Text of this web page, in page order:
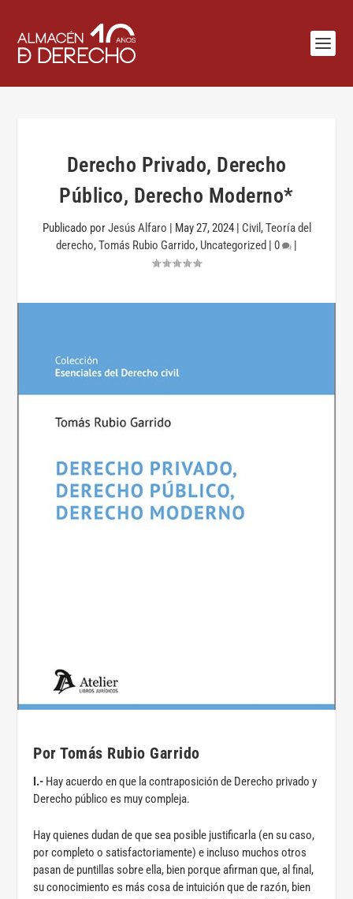
Derecho Privado, Derecho
Público, Derecho Moderno*
Publicado porJesús Alfaro | May 27, 2024| Civil ,Teoría del
derecho,Tomás Rubio Garrido, Uncategorized | 0 |
Por Tomás Rubio Garrido
I.- Hay acuerdo en que la contraposición de Derecho privado y
Derecho público es muy compleja.
Hay quienes dudan de que sea posible justificarla (en su caso,
por completo o satisfactoriamente) e incluso muchos otros
pasan de puntillas sobre ella, bien porque afirman que, al final,
su conocimiento es más cosa de intuición que de razón, bien